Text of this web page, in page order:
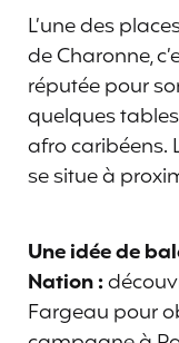
L’une des
de Charonne,
réputée pour
quelques
afro caribéens.
se situe à
Une idée de
Nation :
Fargeau pour